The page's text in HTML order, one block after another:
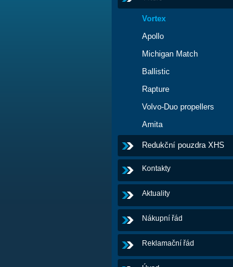
Vortex
Apollo
Michigan Match
Ballistic
Rapture
Volvo-Duo propellers
Amita
Redukční pouzdra XHS
Kontakty
Aktuality
Nákupní řád
Reklamační řád